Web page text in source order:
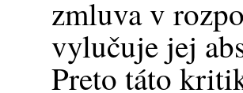
zmluva v
vylučuje jej
Preto táto